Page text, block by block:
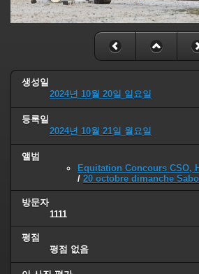
생성일
2024년 10월 20일 일요일
등록일
2024년 10월 21일 월요일
앨범
Equitation Concours CSO,
/ 20 octobre dimanche
방문자
1111
평점
평점 없음